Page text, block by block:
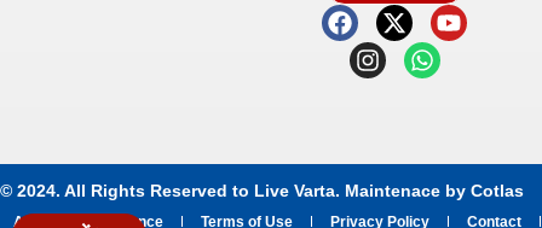
© 2024. All Rights Reserved to Live Varta. Maintenace by Cotlas
About Grievance Terms of Use Privacy Policy Contact